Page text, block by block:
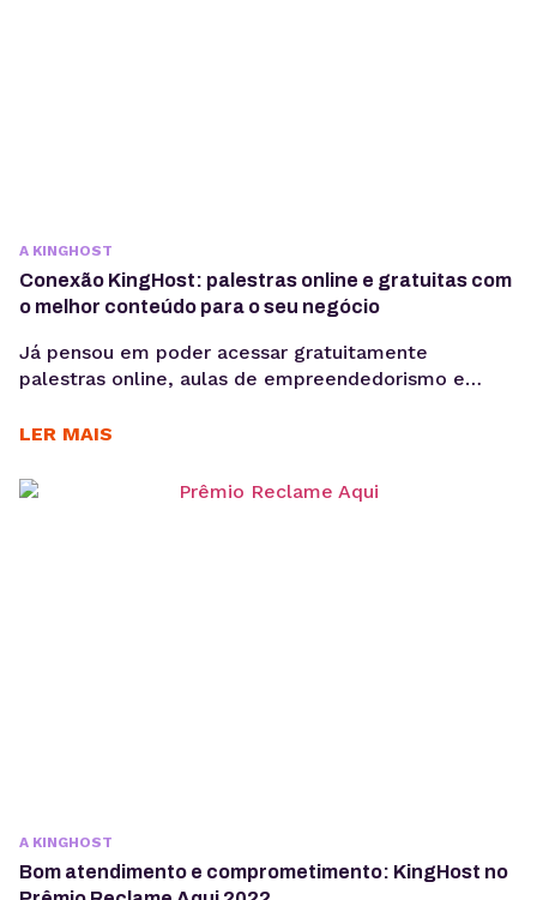
A KINGHOST
Conexão KingHost: palestras online e gratuitas com
o melhor conteúdo para o seu negócio
Já pensou em poder acessar gratuitamente
palestras online, aulas de empreendedorismo e
do mercado? Então, te apresentamos o novo
conteúdos de valor para o seu negócio. São diversas
LER MAIS
A KINGHOST
Bom atendimento e comprometimento: KingHost no